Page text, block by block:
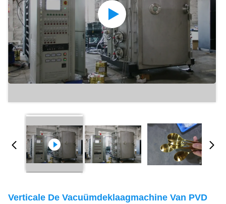
Verticale De Vacuümdeklaagmachine Van PVD